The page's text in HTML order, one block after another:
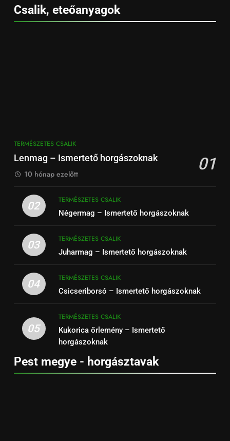
Csalik, eteőanyagok
TERMÉSZETES CSALIK
Lenmag – Ismertető horgászoknak 01
10 hónap ezelőtt
02
TERMÉSZETES CSALIK
Négermag – Ismertető horgászoknak
03
TERMÉSZETES CSALIK
Juharmag – Ismertető horgászoknak
04
TERMÉSZETES CSALIK
Csicseriborsó – Ismertető horgászoknak
05
TERMÉSZETES CSALIK
Kukorica őrlemény – Ismertető
horgászoknak
Pest megye - horgásztavak